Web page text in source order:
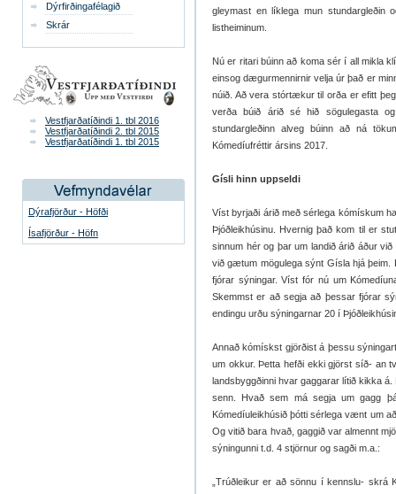
Dýrfirðingafélagið
Skrár
Vestfjarðatíðindi 1. tbl 2016
Vestfjarðatíðindi 2. tbl 2015
Vestfjarðatíðindi 1. tbl 2015
Dýrafjörður - Höfði
Ísafjörður - Höfn
gleymast en líklega mun
listheiminum.
Nú er ritari búinn að koma sér í all mikla
einsog dægurmennirnir velja úr það er
núið. Að vera stórtækur til orða er efitt
verða búið árið sé hið sögulegasta
stundargleðinn alveg búinn að ná
Kómedíufréttir ársins 2017.
Gísli hinn uppseldi
Víst byrjaði árið með sérlega kómískum
Þjóðleikhúsinu. Hvernig það kom til er
sinnum hér og þar um landið árið áður
við gætum mögulega sýnt Gísla hjá þeim.
fjórar sýningar. Víst fór nú um
Skemmst er að segja að þessar fjórar
endingu urðu sýningarnar 20 í
Annað kómískst gjörðist á þessu
um okkur. Þetta hefði ekki gjörst síð- an
landsbyggðinni hvar gaggarar lítið kikka
senn. Hvað sem má segja um gagg
Kómedíuleikhúsið þótti sérlega vænt um
Og vitið bara hvað, gaggið var almennt
sýningunni t.d. 4 stjörnur og sagði m.a.:
„Trúðleikur er að sönnu í kennslu- skrá